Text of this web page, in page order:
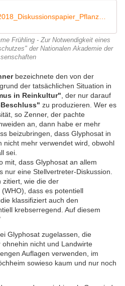
Frühling - Zur Notwendigkeit eines
der Nationalen Akademie der
bezeichnete den von der
der tatsächlichen Situation in
in Reinkultur", der nur darauf
zu produzieren. Wer es
so Zenner, der pachte
an, dann habe er mehr
beizubringen, dass Glyphosat in
nicht mehr verwendet wird, obwohl
sei.
mit, dass Glyphosat an allem
nur eine Stellvertreter-Diskussion.
zitiert, wie die der
dass es potentiell
klassifiziert auch den
krebserregend. Auf diesem
Glyphosat zugelassen, die
nicht und Landwirte
Auflagen verwenden, im
sowieso kaum und nur noch